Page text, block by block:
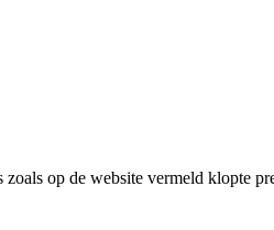
op de website vermeld klopte